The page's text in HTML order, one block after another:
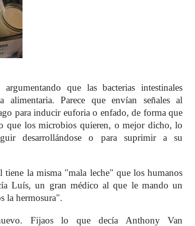
que las bacterias intestinales
alimentaria. Parece que envían señales al
para inducir euforia o enfado, de forma que
que los microbios quieren, o mejor dicho, lo
desarrollándose o para suprimir a su
tiene la misma "mala leche" que los humanos
Luís, un gran médico al que le mando un
la hermosura".
Fijaos lo que decía Anthony Van